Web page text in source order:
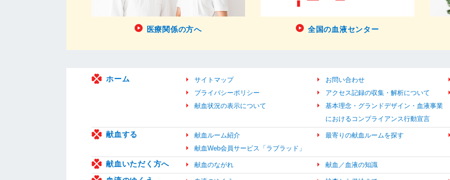
医療関係の方へ 全国の血液センター
ホーム サイトマップ
お問い合わせ
プライバシーポリシー
アクセス記録の収集・解析について
献血状況の表示について
基本理念・グランドデザイン・血液事業
におけるコンプライアンス行動宣言
献血する 献血ルーム紹介
最寄りの献血ルームを探す
献血Web会員サービス「ラブラッド」
献血いただく方へ 献血のながれ 献血／血液の知識